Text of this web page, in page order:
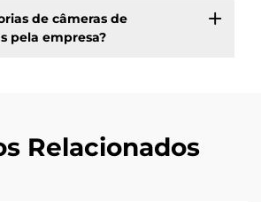
de câmeras de
pela empresa?
Relacionados